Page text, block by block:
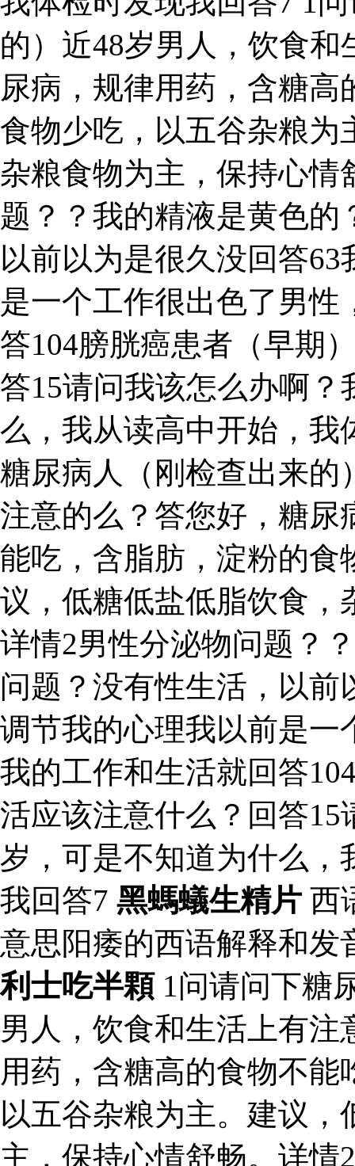
的）近48岁男人，饮食
尿病，规律用药，含糖
食物少吃，以五谷杂粮为
杂粮食物为主，保持心情
题？？我的精液是黄色
以前以为是很久没回答
是一个工作很出色了男性
答104膀胱癌患者（早期
答15请问我该怎么办啊
么，我从读高中开始，我
糖尿病人（刚检查出来的
注意的么？答您好，糖尿
能吃，含脂肪，淀粉的食
议，低糖低盐低脂饮食，
详情2男性分泌物问题？
问题？没有性生活，以前
调节我的心理我以前是一
我的工作和生活就回答
活应该注意什么？回答
岁，可是不知道为什么，
我回答7 黑螞蟻生精片 西
意思阳痿的西语解释和发
利士吃半顆1问请问下糖
男人，饮食和生活上有
用药，含糖高的食物不
以五谷杂粮为主。建议
主，保持心情舒畅。详